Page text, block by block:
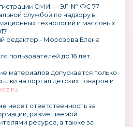
СМИ — ЭЛ № ФС 77–
службой по надзору в
технологий и массовых
редактор - Морозова Елена
пользователей до 16 лет.
материалов допускается только
на портал детских товаров и
несет ответственность за
размещаемой
ресурса, а также за